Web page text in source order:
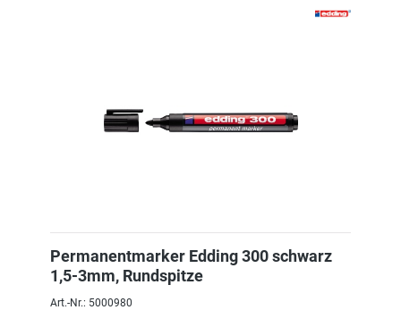
Permanentmarker Edding 300 schwarz
1,5-3mm, Rundspitze
Art.-Nr.: 5000980